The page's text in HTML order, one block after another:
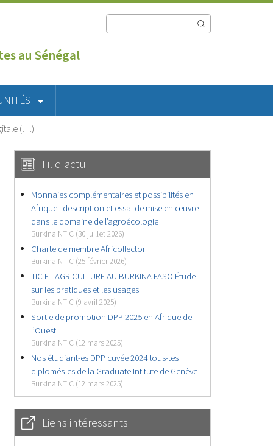
au Sénégal
(…)
Fil d'actu
Monnaies complémentaires et possibilités en
Afrique : description et essai de mise en œuvre
dans le domaine de l’agroécologie
Burkina NTIC (30 juillet 2026)
Charte de membre Africollector
Burkina NTIC (25 février 2026)
TIC ET AGRICULTURE AU BURKINA FASO Étude
sur les pratiques et les usages
Burkina NTIC (9 avril 2025)
Sortie de promotion DPP 2025 en Afrique de
l’Ouest
Burkina NTIC (12 mars 2025)
Nos étudiant-es DPP cuvée 2024 tous-tes
diplomés-es de la Graduate Intitute de Genève
Burkina NTIC (12 mars 2025)
Liens intéressants